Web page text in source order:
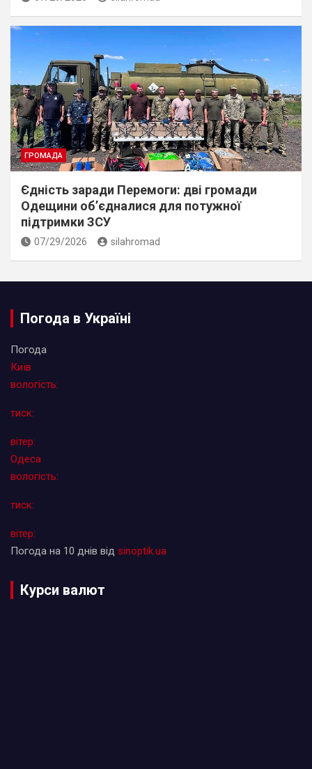
ГРОМАДА
Єдність заради Перемоги: дві громади
Одещини об’єдналися для потужної
підтримки ЗСУ
07/29/2026 silahromad
Погода в Україні
Погода
Київ
вологість:
тиск:
вітер:
Одеса
вологість:
тиск:
вітер:
Погода на 10 днів від sinoptik.ua
Курси валют